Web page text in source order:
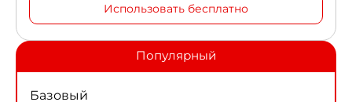
Использовать бесплатно
Популярный
Базовый